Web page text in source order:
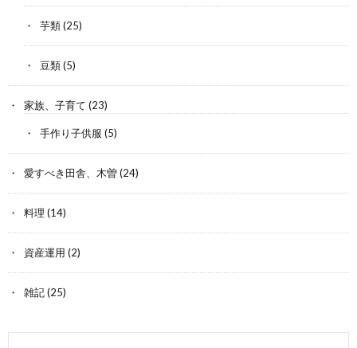
芋類(25)
豆類(5)
家族、子育て (23)
手作り子供服 (5)
愛すべき田舎、木曽(24)
料理 (14)
資産運用 (2)
雑記(25)